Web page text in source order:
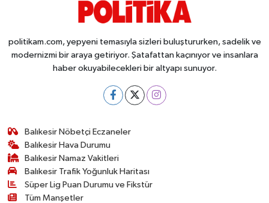
politikam.com, yepyeni temasıyla sizleri buluştururken, sadelik ve
modernizmi bir araya getiriyor. Şatafattan kaçınıyor ve insanlara
haber okuyabilecekleri bir altyapı sunuyor.
Balıkesir Nöbetçi Eczaneler
Balıkesir Hava Durumu
Balıkesir Namaz Vakitleri
Balıkesir Trafik Yoğunluk Haritası
Süper Lig Puan Durumu ve Fikstür
Tüm Manşetler
TEKNOLOJİ
TÜRKİYE
VİZYONDAKİLER
YAŞAM